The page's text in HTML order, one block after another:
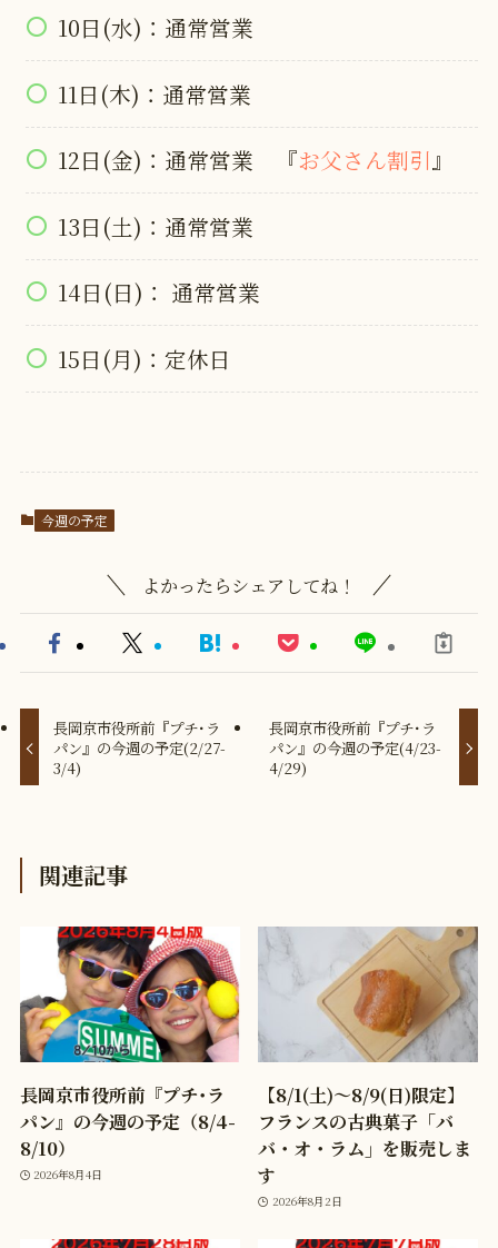
10日(水)：通常営業
11日(木)：通常営業
12日(金)：通常営業 『お父さん割引』
13日(土)：通常営業
14日(日)： 通常営業
15日(月)：定休日
今週の予定
よかったらシェアしてね！
長岡京市役所前『プチ･ラ
パン』の今週の予定(2/27-
3/4)
長岡京市役所前『プチ･ラ
パン』の今週の予定(4/23-
4/29)
関連記事
長岡京市役所前『プチ･ラ
パン』の今週の予定（8/4-
8/10）
2026年8月4日
【8/1(土)〜8/9(日)限定】
フランスの古典菓子「バ
バ・オ・ラム」を販売しま
す
2026年8月2日